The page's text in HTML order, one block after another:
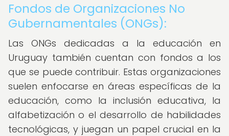
Fondos de Organizaciones No
Gubernamentales (ONGs):
Las ONGs dedicadas a la educación en
Uruguay también cuentan con fondos a los
que se puede contribuir. Estas organizaciones
suelen enfocarse en áreas específicas de la
educación, como la inclusión educativa, la
alfabetización o el desarrollo de habilidades
tecnológicas, y juegan un papel crucial en la